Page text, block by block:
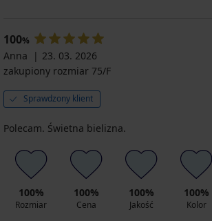
100%
Anna
23. 03. 2026
zakupiony rozmiar 75/F
Sprawdzony klient
Polecam. Świetna bielizna.
100%
Rozmiar
100%
Cena
100%
Jakość
100%
Kolor